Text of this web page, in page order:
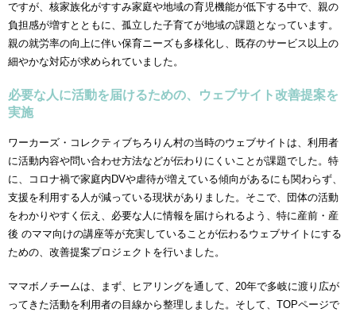
ですが、核家族化がすすみ家庭や地域の育児機能が低下する中で、親の
負担感が増すとともに、孤立した子育てが地域の課題となっています。
親の就労率の向上に伴い保育ニーズも多様化し、既存のサービス以上の
細やかな対応が求められていました。
必要な人に活動を届けるための、ウェブサイト改善提案を
実施
ワーカーズ・コレクティブちろりん村の当時のウェブサイトは、利用者
に活動内容や問い合わせ方法などが伝わりにくいことが課題でした。特
に、コロナ禍で家庭内DVや虐待が増えている傾向があるにも関わらず、
支援を利用する人が減っている現状がありました。そこで、団体の活動
をわかりやすく伝え、必要な人に情報を届けられるよう、特に産前・産
後 のママ向けの講座等が充実していることが伝わるウェブサイトにする
ための、改善提案プロジェクトを行いました。
ママボノチームは、まず、ヒアリングを通して、20年で多岐に渡り広が
ってきた活動を利用者の目線から整理しました。そして、TOPページで